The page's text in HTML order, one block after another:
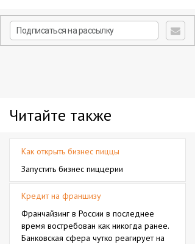
Читайте также
Как открыть бизнес пиццы
Запустить бизнес пиццерии
Кредит на франшизу
Франчайзинг в России в последнее
время востребован как никогда ранее.
Банковская сфера чутко реагирует на